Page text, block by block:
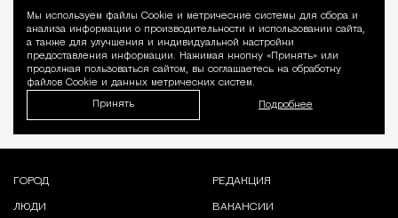
Уведомление
Мы используем файлы Сookie и метрические системы для сбора и
анализа информации о производительности и использовании сайта,
а также для улучшения и индивидуальной настройки
предоставления информации. Нажимая кнопку «Принять» или
продолжая пользоваться сайтом, вы соглашаетесь на обработку
файлов Cookie и данных метрических систем.
Принять Подробнее
ГОРОД
ЛЮДИ
РЕДАКЦИЯ
ВАКАНСИИ